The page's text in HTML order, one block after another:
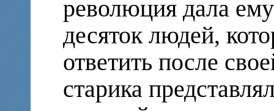
революция дала
десяток людей,
ответить после
старика